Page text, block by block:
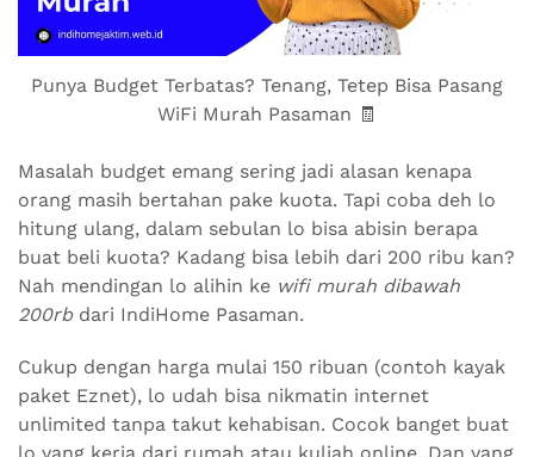
Punya Budget Terbatas? Tenang, Tetep Bisa Pasang
WiFi Murah Pasaman 🧾
Masalah budget emang sering jadi alasan kenapa
orang masih bertahan pake kuota. Tapi coba deh lo
hitung ulang, dalam sebulan lo bisa abisin berapa
buat beli kuota? Kadang bisa lebih dari 200 ribu kan?
Nah mendingan lo alihin ke wifi murah dibawah
200rbdari IndiHome Pasaman.
Cukup dengan harga mulai 150 ribuan (contoh kayak
paket Eznet), lo udah bisa nikmatin internet
unlimited tanpa takut kehabisan. Cocok banget buat
lo yang kerja dari rumah atau kuliah online. Dan yang